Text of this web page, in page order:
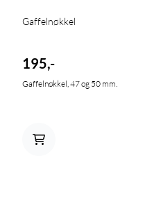
Gaffelnøkkel
195,-
Gaffelnøkkel, 47 og 50 mm.